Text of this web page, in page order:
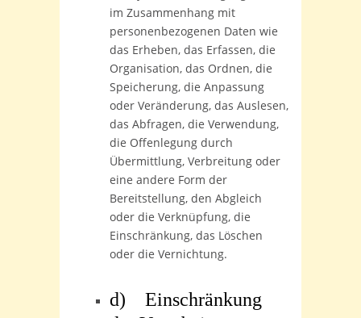
im Zusammenhang mit
personenbezogenen Daten wie
das Erheben, das Erfassen, die
Organisation, das Ordnen, die
Speicherung, die Anpassung
oder Veränderung, das Auslesen,
das Abfragen, die Verwendung,
die Offenlegung durch
Übermittlung, Verbreitung oder
eine andere Form der
Bereitstellung, den Abgleich
oder die Verknüpfung, die
Einschränkung, das Löschen
oder die Vernichtung.
d) Einschränkung